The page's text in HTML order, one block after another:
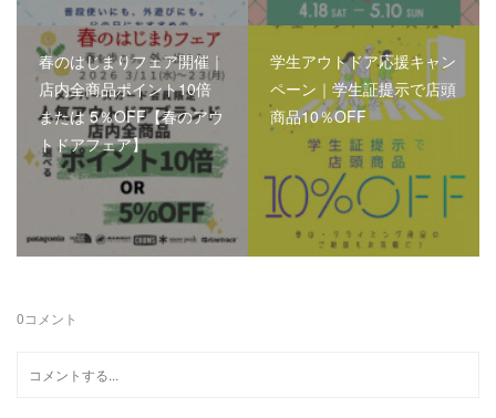
春のはじまりフェア開催｜
店内全商品ポイント10倍
または 5％OFF【春のアウ
トドアフェア】
学生アウトドア応援キャン
ペーン｜学生証提示で店頭
商品10％OFF
0コメント